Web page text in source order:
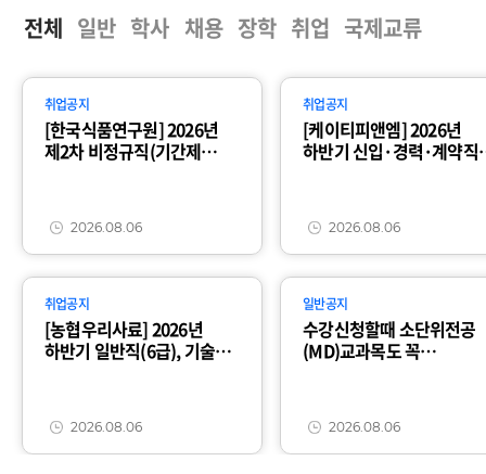
전체
취업공지
[한국식품연구원] 2026년
제2차 비정규직(기간제
2026.08.06
취업공지
[케이티피앤엠] 2026년
하반기 신입·경력·계약직
2026.08.06
취업공지
[농협우리사료] 2026년
하반기 일반직(6급), 기술직
2026.08.06
일반공지
수강신청할때 소단위전공
(MD)교과목도 꼭
2026.08.06
일반 학사 채용 장학 취업 국제교류